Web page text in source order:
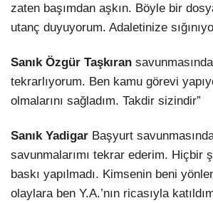
zaten başımdan aşkın. Böyle bir
utanç duyuyorum. Adaletinize
Sanık Özgür Taşkıran
tekrarlıyorum. Ben kamu görevi
olmalarını sağladım. Takdir sizindir”
Sanık Yadigar Başyurt
savunmalarımı tekrar ederim. Hiçbir
baskı yapılmadı. Kimsenin beni
olaylara ben Y.A.’nın ricasıyla